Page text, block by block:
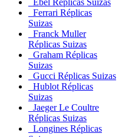
Ebel Réplicas Suizas
Ferrari Réplicas
Suizas
Franck Muller
Réplicas Suizas
Graham Réplicas
Suizas
Gucci Réplicas Suizas
Hublot Réplicas
Suizas
Jaeger Le Coultre
Réplicas Suizas
Longines Réplicas